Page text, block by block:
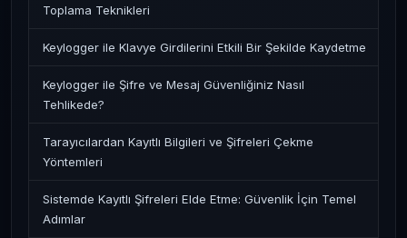
Toplama Teknikleri
Keylogger ile Klavye Girdilerini Etkili Bir Şekilde Kaydetme
Keylogger ile Şifre ve Mesaj Güvenliğiniz Nasıl
Tehlikede?
Tarayıcılardan Kayıtlı Bilgileri ve Şifreleri Çekme
Yöntemleri
Sistemde Kayıtlı Şifreleri Elde Etme: Güvenlik İçin Temel
Adımlar